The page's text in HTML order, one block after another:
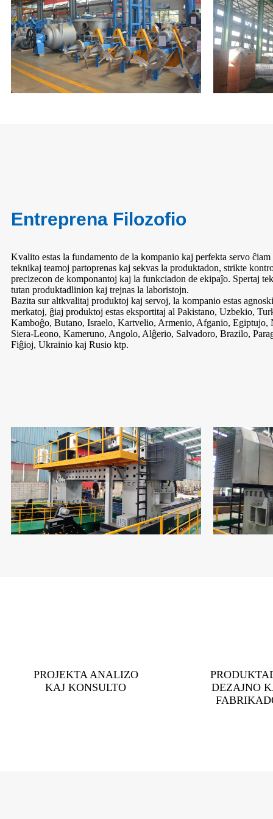
Entreprena Filozofio
Kvalito estas la fundamento de la kompanio kaj perfekta servo
teknikaj teamoj partoprenas kaj sekvas la produktadon, strikte
precizecon de komponantoj kaj la funkciadon de ekipaĵo. Spertaj
tutan produktadlinion kaj trejnas la laboristojn.
Bazita sur altkvalitaj produktoj kaj servoj, la kompanio estas
merkatoj, ĝiaj produktoj estas eksportitaj al Pakistano, Uzbekio,
Kamboĝo, Butano, Israelo, Kartvelio, Armenio, Afganio,
Siera-Leono, Kameruno, Angolo, Alĝerio, Salvadoro, Brazilo,
Fiĝioj, Ukrainio kaj Rusio ktp.
PROJEKTA ANALIZO
KAJ KONSULTO
DEZAJNO